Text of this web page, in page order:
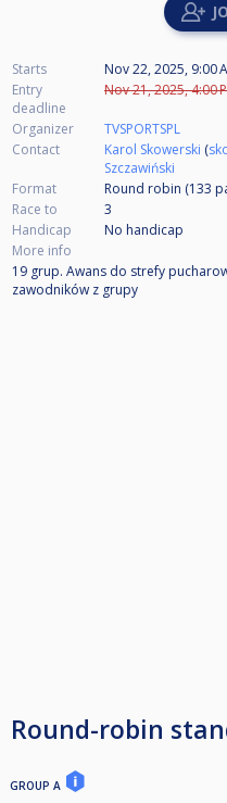
Starts
Nov 22, 2025, 9:00
Entry
deadline
Nov 21, 2025, 4:00
Organizer
TVSPORTSPL
Contact
Karol Skowerski (
Szczawiński
Format
Round robin (133
Race to
3
Handicap
No handicap
More info
19 grup. Awans do strefy
zawodników z grupy
Round-robin
GROUP A